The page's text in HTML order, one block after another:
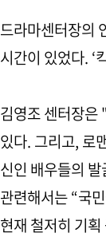
드라마센터장의
시간이 있었다. ‘
김영조 센터장은
있다. 그리고, 로
신인 배우들의
관련해서는 “국
현재 철저히 기